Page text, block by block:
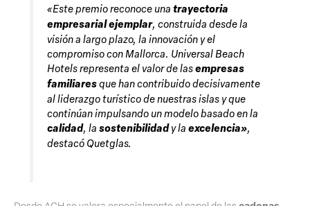
«Este premio reconoce unatrayectoria
empresarial ejemplar, construida desde la
visión a largo plazo, la innovación y el
compromiso con Mallorca. Universal Beach
Hotels representa el valor de lasempresas
familiaresque han contribuido decisivamente
al liderazgo turístico de nuestras islas y que
continúan impulsando un modelo basado en la
calidad, lasostenibilidady laexcelencia»,
destacó Quetglas.